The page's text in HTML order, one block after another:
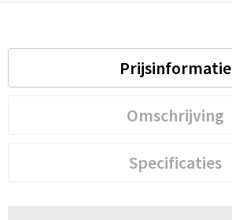
Prijsinformatie
Omschrijving
Specificaties